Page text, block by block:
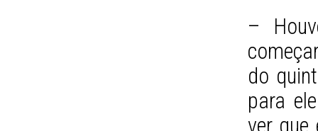
–
do
para
ver que